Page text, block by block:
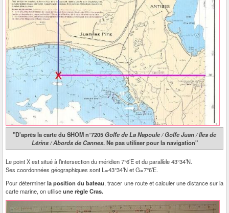
"D'après la carte du SHOM n°7205Golfe de La Napoule / Golfe Juan / Iles de
Lérins / Abords de Cannes. Ne pas utiliser pour la navigation"
Le point X est situé à l’intersection du méridien 7°6’E et du parallèle 43°34’N.
Ses coordonnées géographiques sont L=43°34’N et G=7°6’E.
Pour déterminerla position du bateau, tracer une route et calculer une distance sur la
carte marine, on utiliseune règle Cras.